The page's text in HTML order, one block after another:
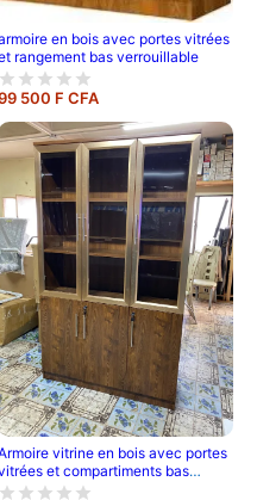
en bois avec portes vitrées
rangement bas verrouillable
500 F CFA
vitrine en bois avec portes
et compartiments bas
verrouillables